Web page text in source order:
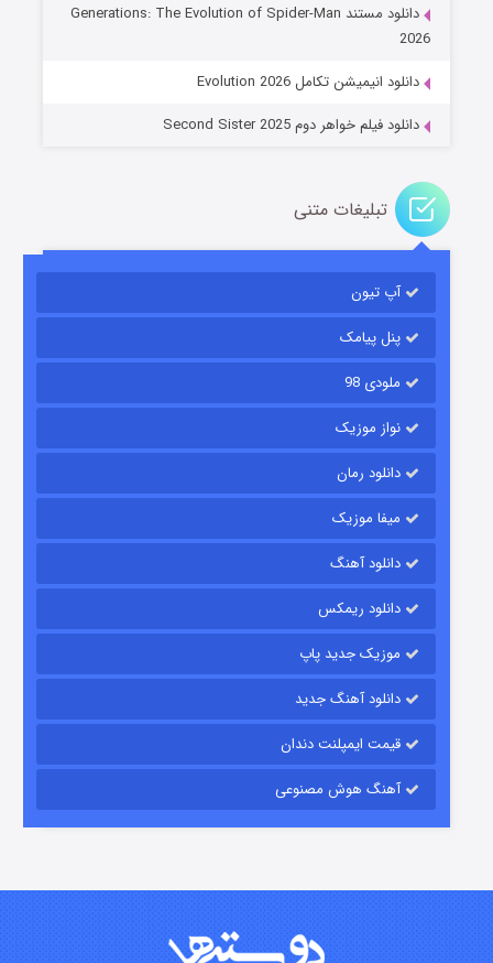
قسمت۱۴ (زیرنویس) منتشر شد
باب اسفنجی فصل ۱۷
قسمت۶ (زیرنویس) منتشر شد
قسمت۱۵ (دوبله) منتشر شد
دانلود مستند Generations: The Evolution of Spider-Man
2026
دانلود انیمیشن تکامل Evolution 2026
دانلود فیلم خواهر دوم Second Sister 2025
تبلیغات متنی
آپ تیون
پنل پیامک
ملودی 98
نواز موزیک
دانلود رمان
میفا موزیک
دانلود آهنگ
دانلود ریمکس
موزیک جدید پاپ
دانلود آهنگ جدید
قیمت ایمپلنت دندان
آهنگ هوش مصنوعی